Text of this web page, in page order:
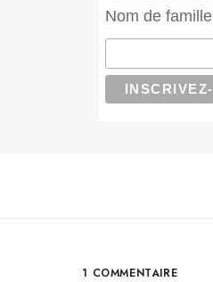
Nom de famille
1 COMMENTAIRE